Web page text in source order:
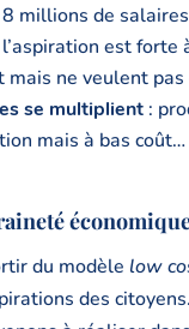
8 millions de
l’aspiration est forte
ne veulent
se multiplient :
mais à bas coût…
du modèle low
des